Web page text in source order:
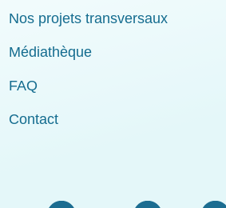
Nos projets transversaux
Médiathèque
FAQ
Contact